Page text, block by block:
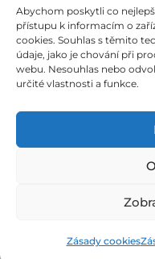
Abychom poskytli co
přístupu k informacím o
cookies. Souhlas s těmito
údaje, jako je chování při
webu. Nesouhlas nebo
určité vlastnosti a funkce.
Zásady cookies
Technologie
a informativním účelům
konkrétní investiční